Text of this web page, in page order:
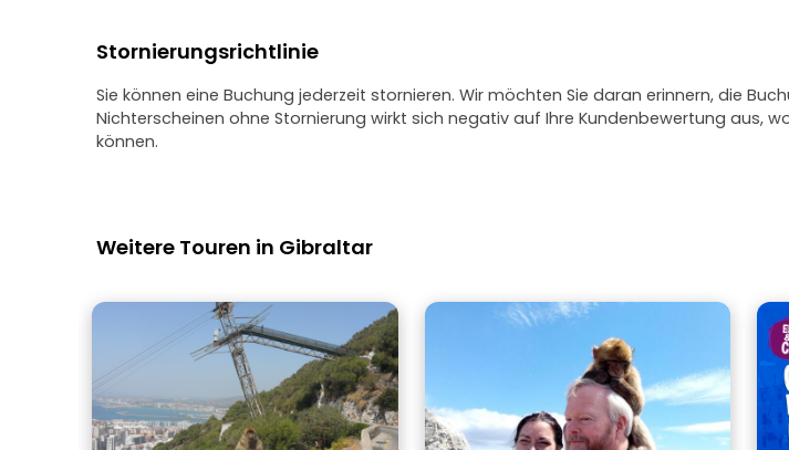
Stornierungsrichtlinie
Sie können eine Buchung jederzeit stornieren. Wir möchten Sie daran erinnern, die
Nichterscheinen ohne Stornierung wirkt sich negativ auf Ihre Kundenbewertung aus,
können.
Weitere Touren in Gibraltar